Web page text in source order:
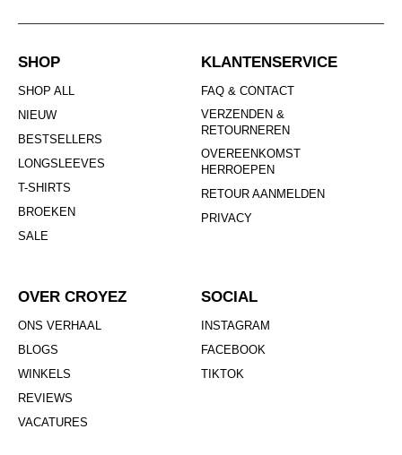
SHOP
SHOP ALL
NIEUW
BESTSELLERS
LONGSLEEVES
T-SHIRTS
BROEKEN
SALE
KLANTENSERVICE
FAQ & CONTACT
VERZENDEN &
RETOURNEREN
OVEREENKOMST
HERROEPEN
RETOUR AANMELDEN
PRIVACY
OVER CROYEZ
ONS VERHAAL
BLOGS
WINKELS
REVIEWS
VACATURES
SOCIAL
INSTAGRAM
FACEBOOK
TIKTOK